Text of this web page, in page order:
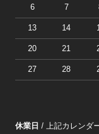
6 7
13 14
20 21
27 28
休業日 / 上記カレンダ